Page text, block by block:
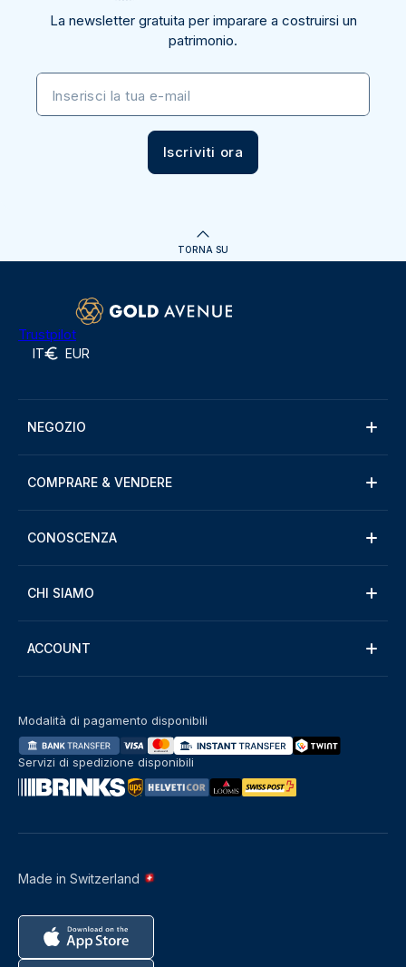
La newsletter gratuita per imparare a costruirsi un
patrimonio.
Inserisci la tua e-mail
Iscriviti ora
TORNA SU
Trustpilot
IT EUR
NEGOZIO
COMPRARE & VENDERE
CONOSCENZA
CHI SIAMO
ACCOUNT
Made in Switzerland
Modalità di pagamento disponibili
Servizi di spedizione disponibili